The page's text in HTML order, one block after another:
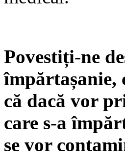
Povestiți-ne
împărtașanie,
că dacă vor
care s-a
se vor